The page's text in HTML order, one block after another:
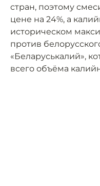
стран, поэтому
цене на 24%, а
историческом
против
«Беларуськалий»,
всего объёма